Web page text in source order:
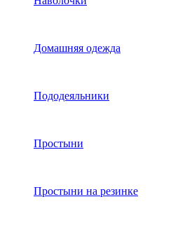
Домашняя одежда
Пододеяльники
Простыни
Простыни на резинке